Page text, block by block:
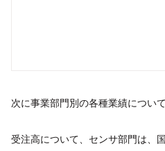
次に事業部門別の各種業績につい
受注高について、センサ部門は、